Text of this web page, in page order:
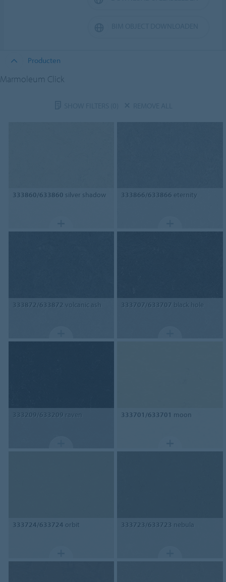
Producten
Marmoleum Click
333860/633860 silver shadow 333866/633866 eternity
333872/633872 volcanic ash 333707/633707 black hole
333209/633209 raven 333701/633701 moon
333724/633724 orbit 333723/633723 nebula